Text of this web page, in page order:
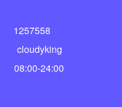
1257558
cloudyking
08:00-24:00